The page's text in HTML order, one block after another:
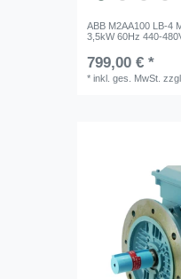
ABB M2AA100 LB-4
3,5kW 60Hz 440-
799,00 € *
*inkl. ges. MwSt.